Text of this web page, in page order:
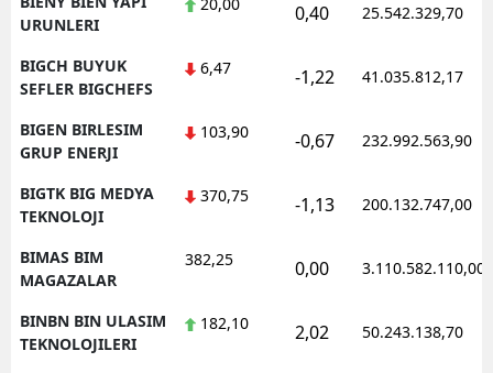
URUNLERI
0,40 25.542.329,70
BIGCH BUYUK
SEFLER BIGCHEFS
6,47 -1,22 41.035.812,17
BIGEN BIRLESIM
GRUP ENERJI
103,90 -0,67 232.992.563,90
BIGTK BIG MEDYA
TEKNOLOJI
370,75 -1,13 200.132.747,00
BIMAS BIM
MAGAZALAR
382,25 0,00 3.110.582.110,00
BINBN BIN ULASIM
TEKNOLOJILERI
182,10 2,02 50.243.138,70